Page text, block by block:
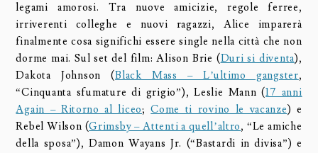
legami amorosi. Tra nuove amicizie, regole ferree,
irriverenti colleghe e nuovi ragazzi, Alice imparerà
finalmente cosa significhi essere single nella città che non
dorme mai. Sul set del film: Alison Brie (Duri si diventa),
Dakota Johnson (Black Mass – L’ultimo gangster,
“Cinquanta sfumature di grigio”), Leslie Mann (17 anni
Again – Ritorno al liceo;Come ti rovino le vacanze) e
Rebel Wilson (Grimsby – Attenti a quell’altro, “Le amiche
della sposa”), Damon Wayans Jr. (“Bastardi in divisa”) e